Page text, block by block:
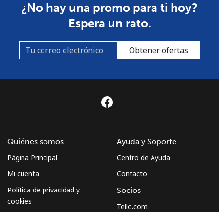
¿No hay una promo para ti hoy?
Espera un rato.
Obtener ofertas
Quiénes somos
Página Principal
Mi cuenta
Política de privacidad y
cookies
Ayuda y Soporte
Centro de Ayuda
Contacto
Socios
Tello.com